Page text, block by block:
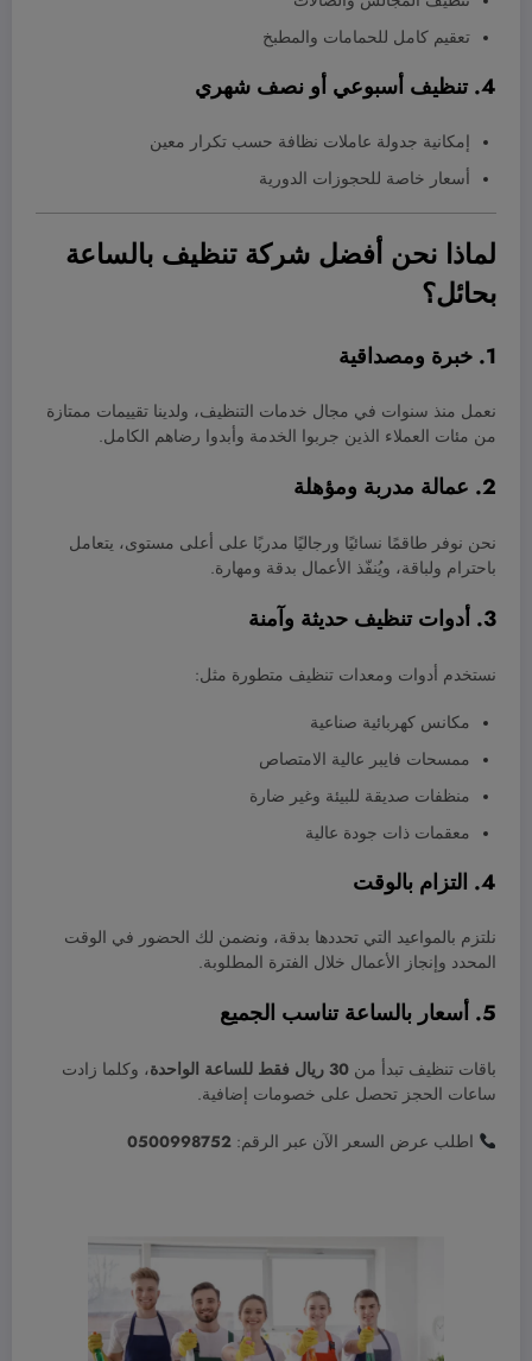
تعقيم كامل للحمامات والمطبخ
4. تنظيف أسبوعي أو نصف شهري
إمكانية جدولة عاملات نظافة حسب تكرار معين
أسعار خاصة للحجوزات الدورية
لماذا نحن أفضل شركة تنظيف بالساعة
بحائل؟
1. خبرة ومصداقية
نعمل منذ سنوات في مجال خدمات التنظيف، ولدينا تقييمات ممتازة
من مئات العملاء الذين جربوا الخدمة وأبدوا رضاهم الكامل.
2. عمالة مدربة ومؤهلة
نحن نوفر طاقمًا نسائيًا ورجاليًا مدربًا على أعلى مستوى، يتعامل
باحترام ولباقة، ويُنفّذ الأعمال بدقة ومهارة.
3. أدوات تنظيف حديثة وآمنة
نستخدم أدوات ومعدات تنظيف متطورة مثل:
مكانس كهربائية صناعية
ممسحات فايبر عالية الامتصاص
منظفات صديقة للبيئة وغير ضارة
معقمات ذات جودة عالية
4. التزام بالوقت
نلتزم بالمواعيد التي تحددها بدقة، ونضمن لك الحضور في الوقت
المحدد وإنجاز الأعمال خلال الفترة المطلوبة.
5. أسعار بالساعة تناسب الجميع
باقات تنظيف تبدأ من 30 ريال فقط للساعة الواحدة
، وكلما زادت
ساعات الحجز تحصل على خصومات إضافية.
اطلب عرض السعر الآن عبر الرقم:0500998752